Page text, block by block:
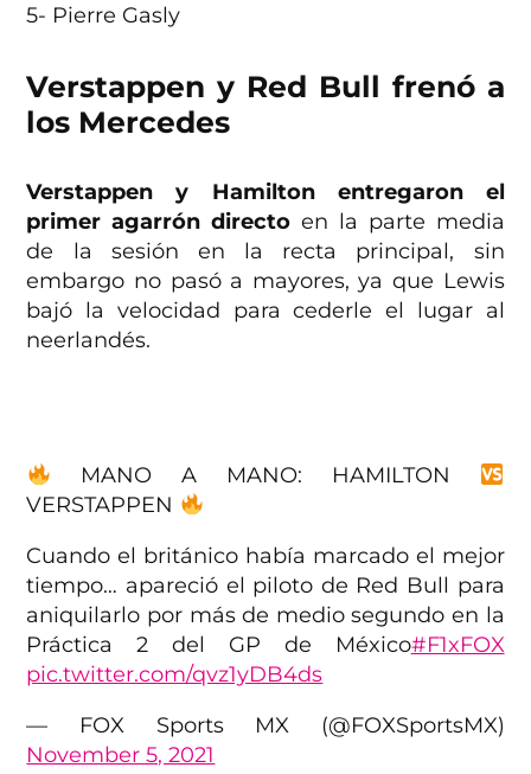
5- Pierre Gasly
Verstappen y Red Bull frenó a
los Mercedes
Verstappen y Hamilton entregaron el
primer agarrón directo en la parte media
de la sesión en la recta principal, sin
embargo no pasó a mayores, ya que Lewis
bajó la velocidad para cederle el lugar al
neerlandés.
MANO A MANO: HAMILTON
VERSTAPPEN
Cuando el británico había marcado el mejor
tiempo… apareció el piloto de Red Bull para
aniquilarlo por más de medio segundo en la
Práctica 2 del GP de México#F1xFOX
pic.twitter.com/qvz1yDB4ds
— FOX Sports MX (@FOXSportsMX)
November 5, 2021